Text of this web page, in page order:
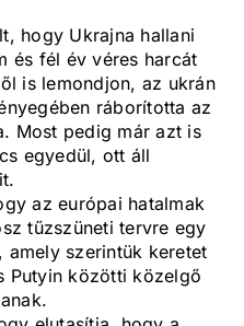
hogy Ukrajna hallani
és fél év véres harcát
is lemondjon, az ukrán
ráborította az
Most pedig már azt is
egyedül, ott áll
az európai hatalmak
tűzszüneti tervre egy
amely szerintük keretet
Putyin közötti közelgő